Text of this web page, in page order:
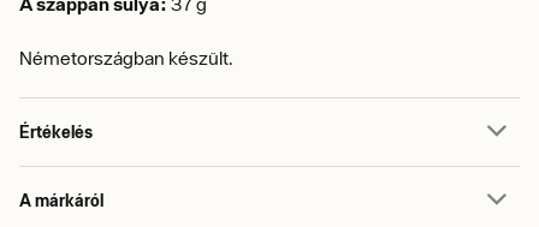
Németországban készült.
Értékelés
A márkáról